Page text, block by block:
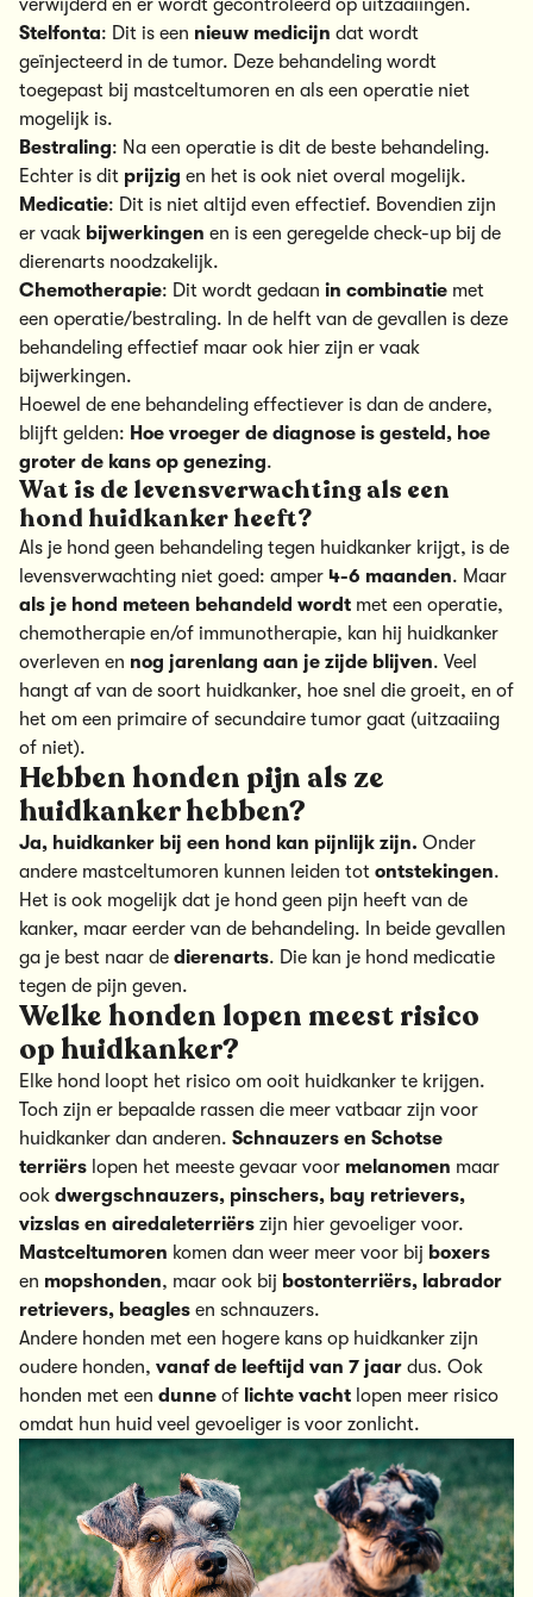
verwijderd en er wordt gecontroleerd op uitzaaiingen.
Stelfonta: Dit is een nieuw medicijn dat wordt
geïnjecteerd in de tumor. Deze behandeling wordt
toegepast bij mastceltumoren en als een operatie niet
mogelijk is.
Bestraling: Na een operatie is dit de beste behandeling.
Echter is dit prijzig en het is ook niet overal mogelijk.
Medicatie: Dit is niet altijd even effectief. Bovendien zijn
er vaak bijwerkingen en is een geregelde check-up bij de
dierenarts noodzakelijk.
Chemotherapie: Dit wordt gedaan in combinatie met
een operatie/bestraling. In de helft van de gevallen is deze
behandeling effectief maar ook hier zijn er vaak
bijwerkingen.
Hoewel de ene behandeling effectiever is dan de andere,
blijft gelden: Hoe vroeger de diagnose is gesteld, hoe
groter de kans op genezing.
Wat is de levensverwachting als een
hond huidkanker heeft?
Als je hond geen behandeling tegen huidkanker krijgt, is de
levensverwachting niet goed: amper 4-6 maanden. Maar
als je hond meteen behandeld wordt met een operatie,
chemotherapie en/of immunotherapie, kan hij huidkanker
overleven en nog jarenlang aan je zijde blijven. Veel
hangt af van de soort huidkanker, hoe snel die groeit, en of
het om een primaire of secundaire tumor gaat (uitzaaiing
of niet).
Hebben honden pijn als ze
huidkanker hebben?
Ja, huidkanker bij een hond kan pijnlijk zijn. Onder
andere mastceltumoren kunnen leiden tot ontstekingen.
Het is ook mogelijk dat je hond geen pijn heeft van de
kanker, maar eerder van de behandeling. In beide gevallen
ga je best naar de dierenarts. Die kan je hond medicatie
tegen de pijn geven.
Welke honden lopen meest risico
op huidkanker?
Elke hond loopt het risico om ooit huidkanker te krijgen.
Toch zijn er bepaalde rassen die meer vatbaar zijn voor
huidkanker dan anderen. Schnauzers en Schotse
terriërs lopen het meeste gevaar voor melanomen maar
ook dwergschnauzers, pinschers, bay retrievers,
vizslas en airedaleterriërs zijn hier gevoeliger voor.
Mastceltumoren komen dan weer meer voor bij boxers
en mopshonden, maar ook bij bostonterriërs, labrador
retrievers, beagles en schnauzers.
Andere honden met een hogere kans op huidkanker zijn
oudere honden, vanaf de leeftijd van 7 jaar dus. Ook
honden met een dunne of lichte vacht lopen meer risico
omdat hun huid veel gevoeliger is voor zonlicht.